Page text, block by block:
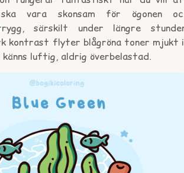
ska vara skonsam för ögonen
särskilt under längre
flyter blågröna toner mjukt
känns luftig, aldrig överbelastad.